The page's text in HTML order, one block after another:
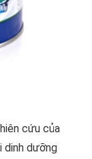
cứu của
dinh dưỡng